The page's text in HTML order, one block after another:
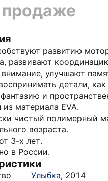
развитию
развивают
улучшают
детали, как
и
из материала EVA.
чистый полимерный
возраста.
3-х лет.
в России.
Улыбка, 2014
продаже